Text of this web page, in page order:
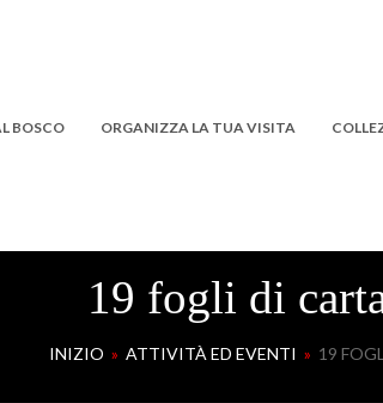
BOSCO ORGANIZZA LA TUA VISITA
19 fogli di
INIZIO » ATTIVITÀ ED EVENTI » 19